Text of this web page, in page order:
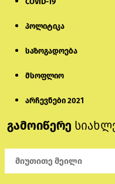
პოლიტიკა
საზოგადოება
მსოფლიო
არჩევნები 2021
გამოიწერე